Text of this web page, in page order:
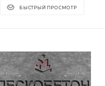
БЫСТРЫЙ ПРОСМОТР